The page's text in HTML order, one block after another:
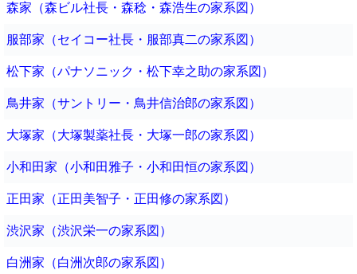
森家（森ビル社長・森稔・森浩生の家系図）
服部家（セイコー社長・服部真二の家系図）
松下家（パナソニック・松下幸之助の家系図）
鳥井家（サントリー・鳥井信治郎の家系図）
大塚家（大塚製薬社長・大塚一郎の家系図）
小和田家（小和田雅子・小和田恒の家系図）
正田家（正田美智子・正田修の家系図）
渋沢家（渋沢栄一の家系図）
白洲家（白洲次郎の家系図）